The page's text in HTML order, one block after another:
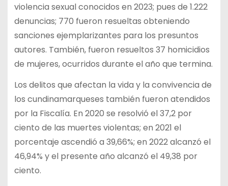
violencia sexual conocidos en 2023; pues de 1.222
denuncias; 770 fueron resueltas obteniendo
sanciones ejemplarizantes para los presuntos
autores. También, fueron resueltos 37 homicidios
de mujeres, ocurridos durante el año que termina.
Los delitos que afectan la vida y la convivencia de
los cundinamarqueses también fueron atendidos
por la Fiscalía. En 2020 se resolvió el 37,2 por
ciento de las muertes violentas; en 2021 el
porcentaje ascendió a 39,66%; en 2022 alcanzó el
46,94% y el presente año alcanzó el 49,38 por
ciento.